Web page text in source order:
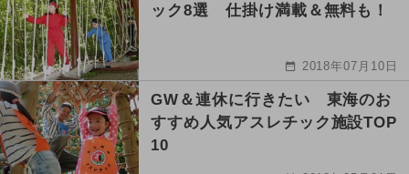
ック8選 仕掛け満載＆無料も！
2018年07月10日
GW＆連休に行きたい 東海のお
すすめ人気アスレチック施設TOP
10